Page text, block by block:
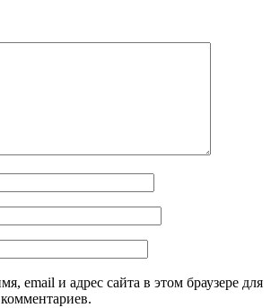
email и адрес сайта в этом браузере для